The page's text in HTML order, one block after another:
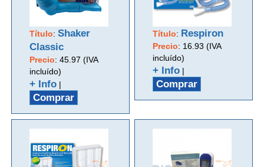
Título:Shaker
Classic
Precio:45.97 (IVA
incluído)
+ Info |
Comprar
Título: Respiron
Precio: 16.93 (IVA
incluído)
+ Info |
Comprar